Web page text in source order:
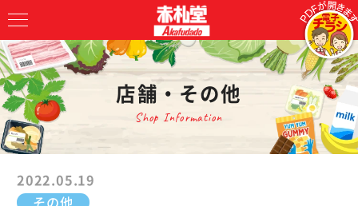
店舗・その他
Shop Information
2022.05.19
その他